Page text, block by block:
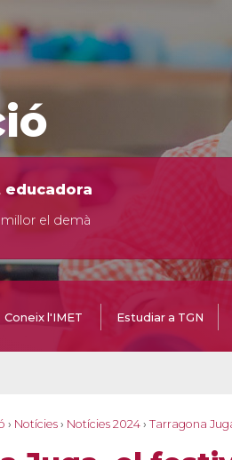
el demà
Coneix l'IMET Estudiar a TGN
› Notícies › Notícies 2024 › Tarragona